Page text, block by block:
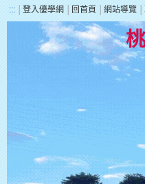
::: 登入優學網 回首頁 網站導覽